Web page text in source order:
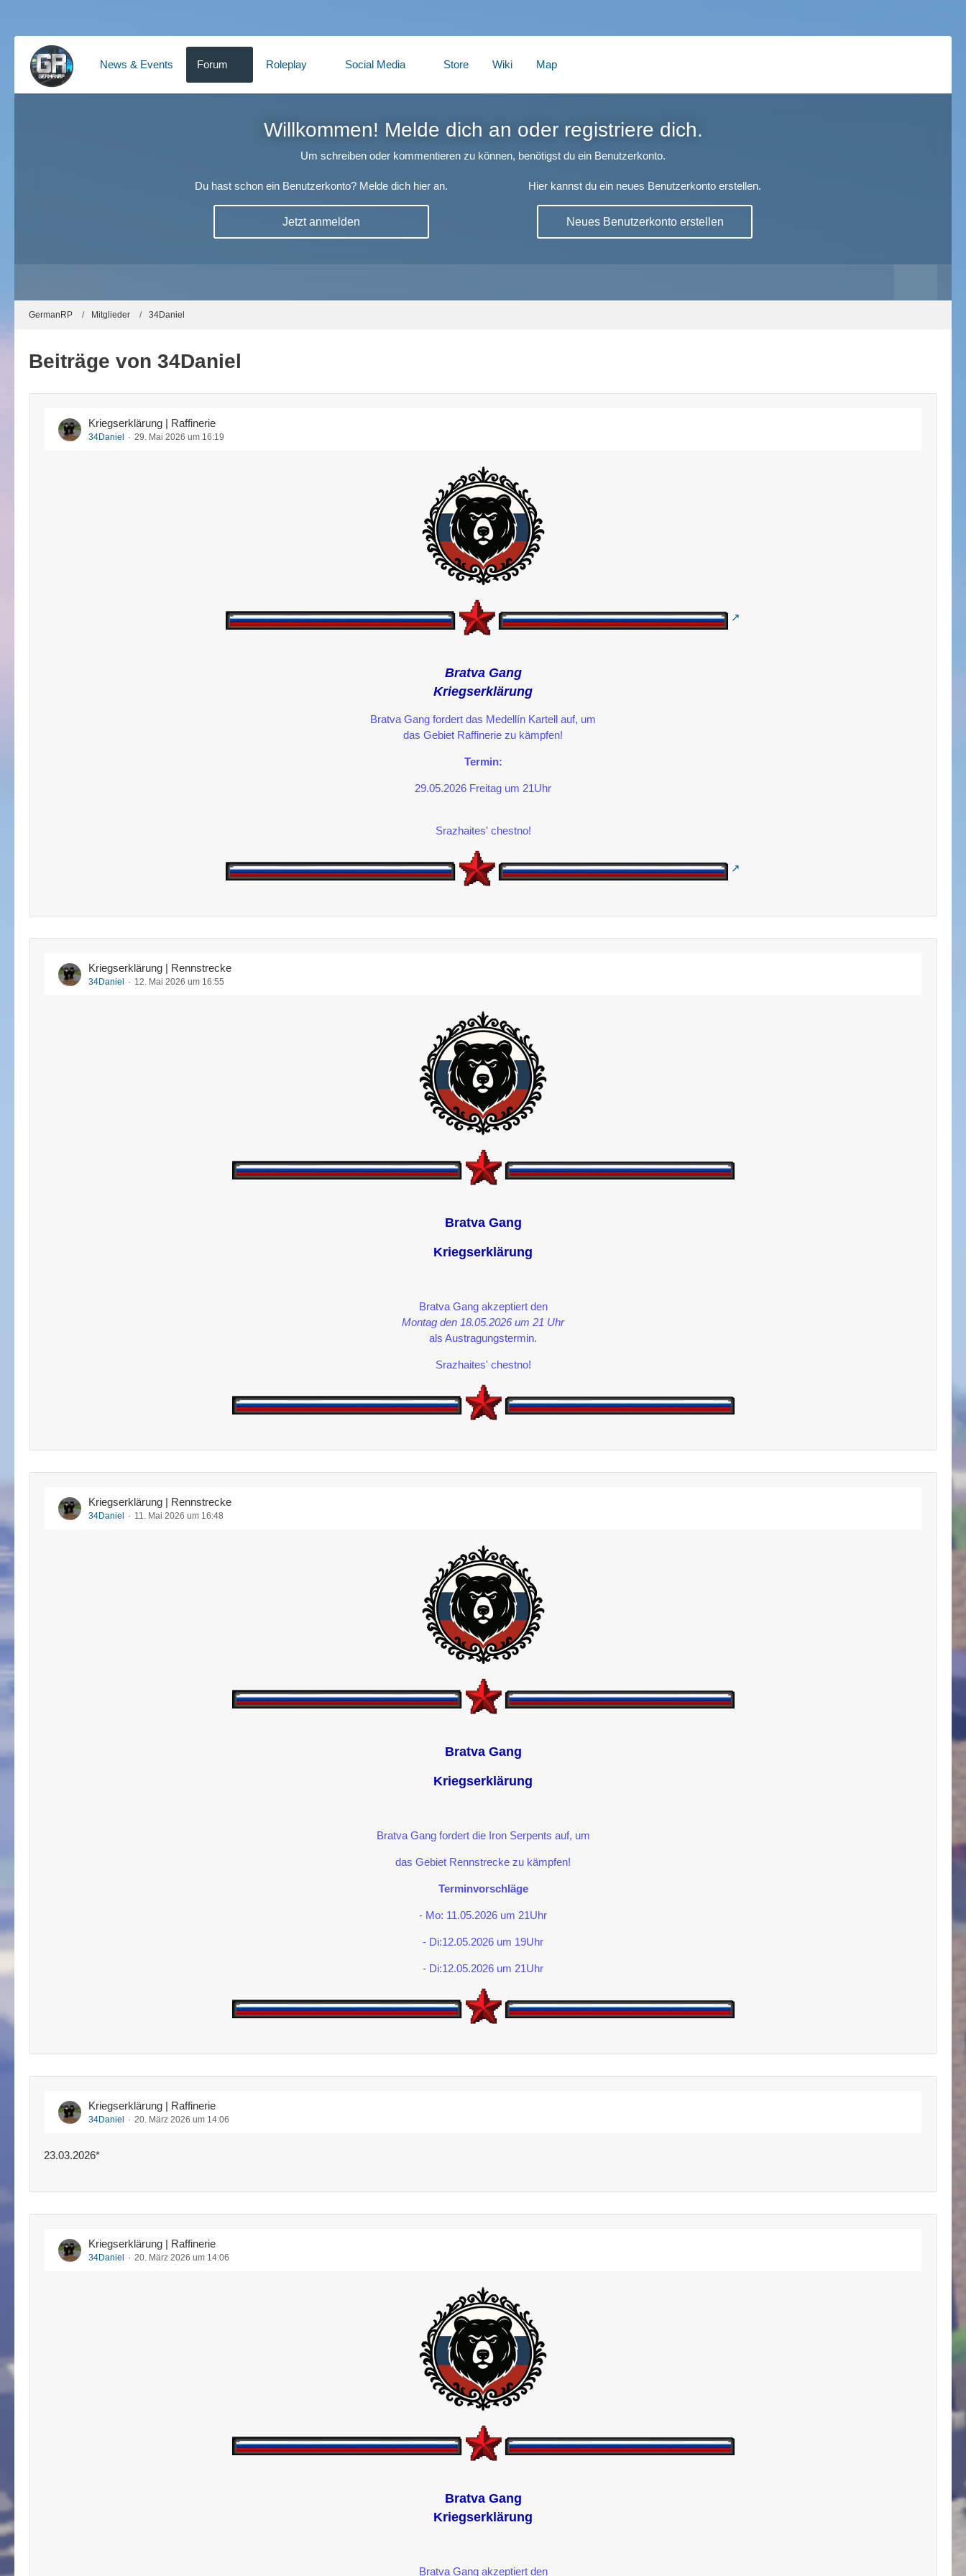
News & Events Forum Roleplay Social Media Store Wiki Map
Willkommen! Melde dich an oder registriere dich.
Um schreiben oder kommentieren zu können, benötigst du ein Benutzerkonto.
Du hast schon ein Benutzerkonto? Melde dich hier an.
Jetzt anmelden
Hier kannst du ein neues Benutzerkonto erstellen.
Neues Benutzerkonto erstellen
GermanRP Mitglieder 34Daniel
Beiträge von 34Daniel
Kriegserklärung | Raffinerie
34Daniel 29. Mai 2026 um 16:19
Bratva Gang
Kriegserklärung
Bratva Gang fordert das Medellín Kartell auf, um
das Gebiet Raffinerie zu kämpfen!
Termin:
29.05.2026 Freitag um 21Uhr
Srazhaites' chestno!
Kriegserklärung | Rennstrecke
34Daniel 12. Mai 2026 um 16:55
Bratva Gang
Kriegserklärung
Bratva Gang akzeptiert den
Montag den 18.05.2026 um 21 Uhr
als Austragungstermin.
Srazhaites' chestno!
Kriegserklärung | Rennstrecke
34Daniel 11. Mai 2026 um 16:48
Bratva Gang
Kriegserklärung
Bratva Gang fordert die Iron Serpents auf, um
das Gebiet Rennstrecke zu kämpfen!
Terminvorschläge
- Mo: 11.05.2026 um 21Uhr
- Di:12.05.2026 um 19Uhr
- Di:12.05.2026 um 21Uhr
Kriegserklärung | Raffinerie
34Daniel 20. März 2026 um 14:06
23.03.2026*
Kriegserklärung | Raffinerie
34Daniel 20. März 2026 um 14:06
Bratva Gang
Kriegserklärung
Bratva Gang akzeptiert den